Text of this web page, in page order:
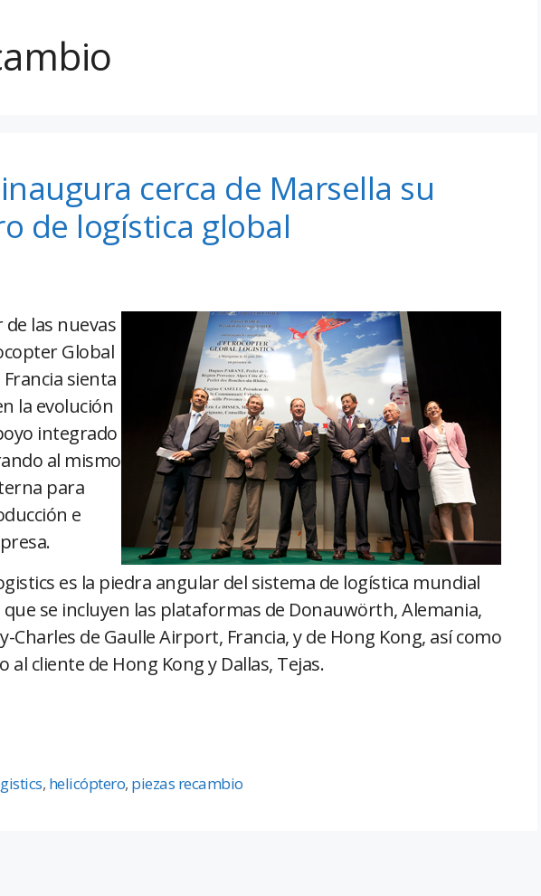
cerca de Marsella su
de logística global
las nuevas
Global
sienta
la evolución
integrado
al mismo
para
e
es la piedra angular del sistema de logística mundial
se incluyen las plataformas de Donauwörth, Alemania,
Charles de Gaulle Airport, Francia, y de Hong Kong, así como
al cliente de Hong Kong y Dallas, Tejas.
, helicóptero, piezas recambio